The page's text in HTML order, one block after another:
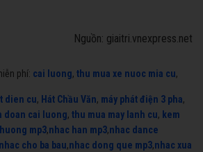
Nguồn: giaitri.vnexpress.net
phí: cai luong, thu mua xe nuoc mia cu,
dien cu, Hát Chầu Văn, máy phát điện 3 pha,
doan cai luong, thu mua may lanh cu, kem
mp3,nhac han mp3,nhac dance
nhac cho ba bau,nhac dong que mp3,nhac xua